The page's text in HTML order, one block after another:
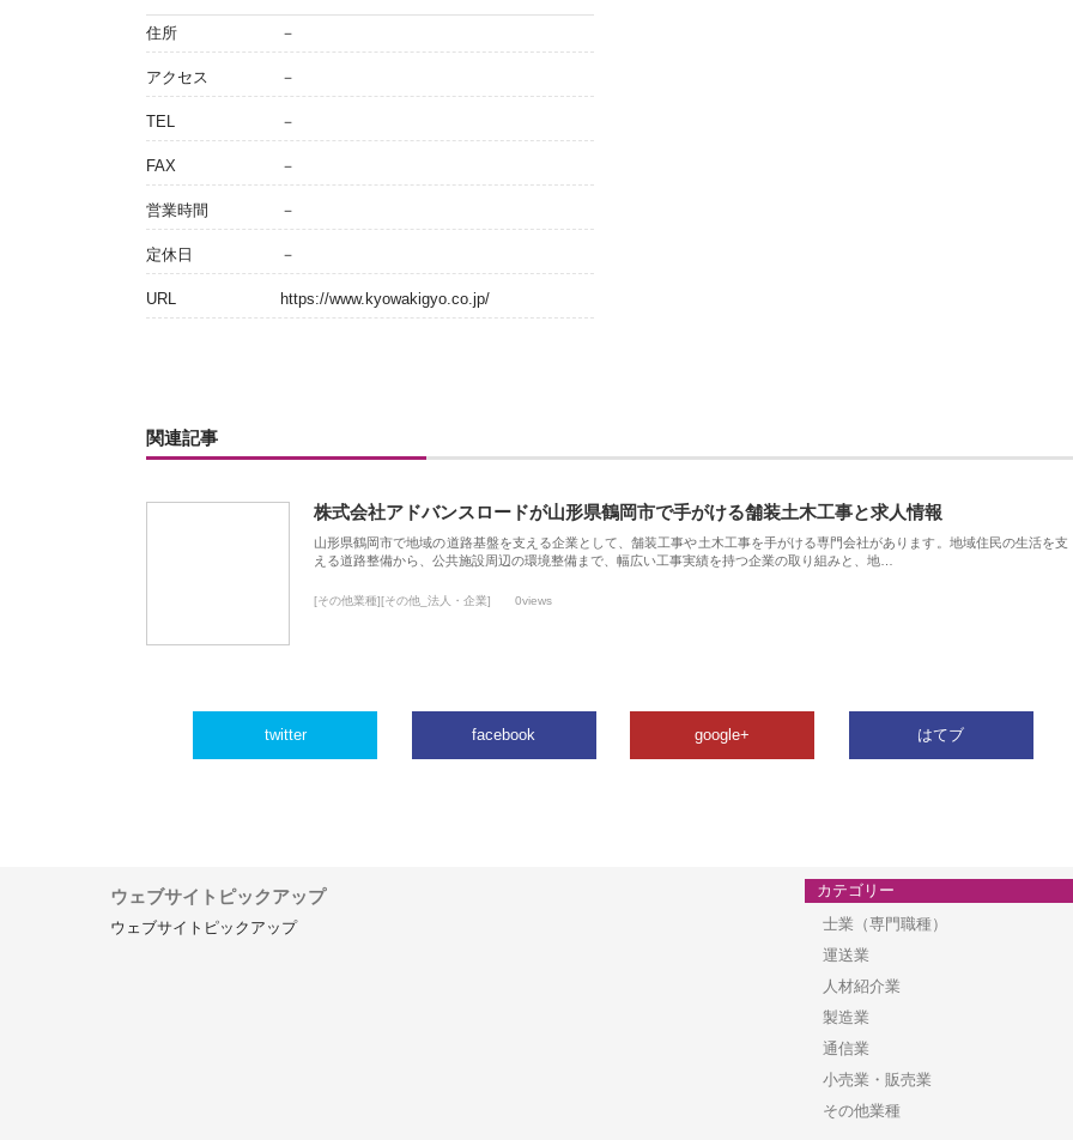
住所 －
アクセス －
TEL －
FAX －
営業時間 －
定休日 －
URL https://www.kyowakigyo.co.jp/
関連記事
株式会社アドバンスロードが山形県鶴岡市で手がける舗装土木工事と求人情報
山形県鶴岡市で地域の道路基盤を支える企業として、舗装工事や土木工事を手がける専門会社があります。地域住民の生活を支
える道路整備から、公共施設周辺の環境整備まで、幅広い工事実績を持つ企業の取り組みと、地…
[その他業種][その他_法人・企業] 0views
twitter facebook google+ はてブ
ウェブサイトピックアップ
ウェブサイトピックアップ
カテゴリー
士業（専門職種）
運送業
人材紹介業
製造業
通信業
小売業・販売業
その他業種